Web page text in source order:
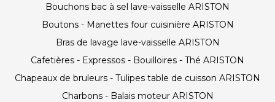
Bouchons bac à sel lave-vaisselle ARISTON
Boutons - Manettes four cuisinière ARISTON
Bras de lavage lave-vaisselle ARISTON
Cafetières - Expressos - Bouilloires - Thé ARISTON
Chapeaux de bruleurs - Tulipes table de cuisson ARISTON
Charbons - Balais moteur ARISTON